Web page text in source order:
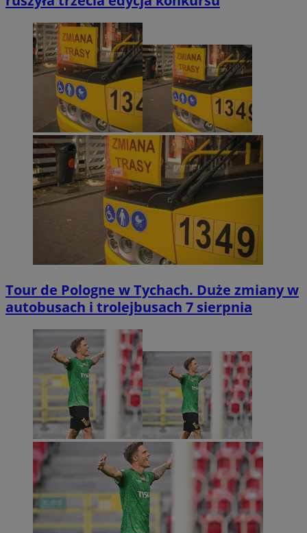
Tour de Pologne w Tychach. Duże zmiany w
autobusach i trolejbusach 7 sierpnia